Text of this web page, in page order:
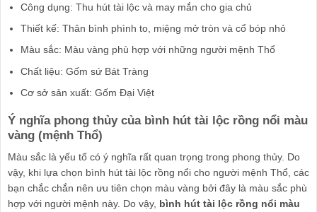
Công dụng: Thu hút tài lộc và may mắn cho gia chủ
Thiết kế: Thân bình phình to, miệng mở tròn và cổ bóp nhỏ
Màu sắc: Màu vàng phù hợp với những người mệnh Thổ
Chất liệu: Gốm sứ Bát Tràng
Cơ sở sản xuất: Gốm Đại Việt
Ý nghĩa phong thủy của bình hút tài lộc rồng nổi màu
vàng (mệnh Thổ)
Màu sắc là yếu tố có ý nghĩa rất quan trọng trong phong thủy. Do
vậy, khi lựa chọn bình hút tài lộc rồng nổi cho người mệnh Thổ, các
bạn chắc chắn nên ưu tiên chọn màu vàng bởi đây là màu sắc phù
hợp với người mệnh này. Do vậy, bình hút tài lộc rồng nổi màu